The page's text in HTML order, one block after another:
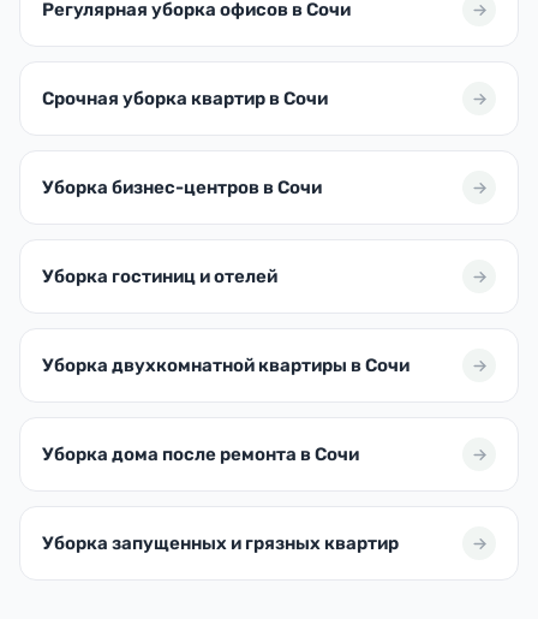
Регулярная уборка офисов в Сочи
Срочная уборка квартир в Сочи
Уборка бизнес-центров в Сочи
Уборка гостиниц и отелей
Уборка двухкомнатной квартиры в Сочи
Уборка дома после ремонта в Сочи
Уборка запущенных и грязных квартир